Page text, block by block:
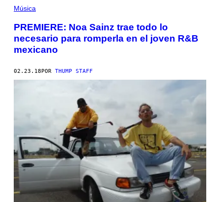
Música
PREMIERE: Noa Sainz trae todo lo
necesario para romperla en el joven R&B
mexicano
02.23.18 POR THUMP STAFF